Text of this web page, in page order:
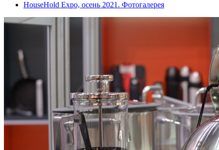
HouseHold Expo, осень 2021. Фотогалерея